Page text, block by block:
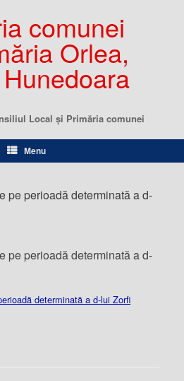
comunei
Orlea,
Local şi Primăria comunei
Menu
pe perioadă determinată a d-
pe perioadă determinată a d-
determinată a d-lui Zorfi